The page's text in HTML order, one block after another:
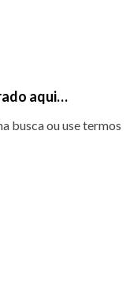
aqui…
busca ou use termos